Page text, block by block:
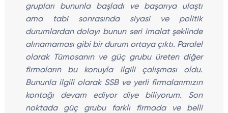
grupları bununla başladı ve başarıya ulaştı
ama tabi sonrasında siyasi ve politik
durumlardan dolayı bunun seri imalat şeklinde
alınamaması gibi bir durum ortaya çıktı. Paralel
olarak Tümosanın ve güç grubu üreten diğer
firmaların bu konuyla ilgili çalışması oldu.
Bununla ilgili olarak SSB ve yerli firmalarımızın
kontağı devam ediyor diye biliyorum. Son
noktada güç grubu farklı firmada ve belli